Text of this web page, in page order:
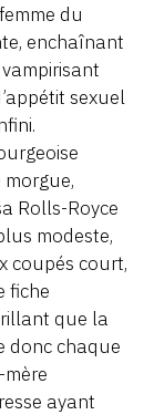
du
enchaînant
sexuel
Rolls-Royce
modeste,
coupés court,
fiche
que la
donc chaque
ayant